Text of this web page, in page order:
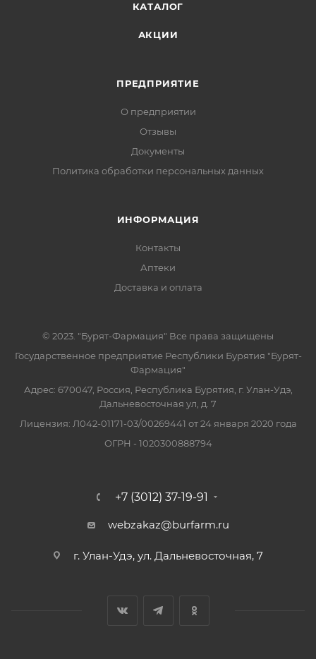
КАТАЛОГ
АКЦИИ
ПРЕДПРИЯТИЕ
О предприятии
Отзывы
Документы
Политика обработки персональных данных
ИНФОРМАЦИЯ
Контакты
Аптеки
Доставка и оплата
© 2023. "Бурят-Фармация" Все права защищены
Государственное предприятие Республики Бурятия "Бурят-
Фармация"
Адрес: 670047, Россия, Республика Бурятия, г. Улан-Удэ,
Дальневосточная ул, д. 7
Лицензия: Л042-01171-03/00269441 от 24 января 2020 года
ОГРН - 1020300888794
+7 (3012) 37-19-91
webzakaz@burfarm.ru
г. Улан-Удэ, ул. Дальневосточная, 7